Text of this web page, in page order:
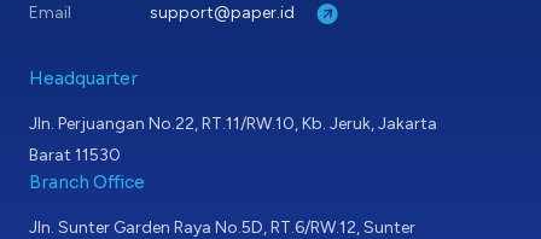
Email
support@paper.id
Headquarter
Jln. Perjuangan No.22, RT.11/RW.10, Kb. Jeruk, Jakarta
Barat 11530
Branch Office
Jln. Sunter Garden Raya No.5D, RT.6/RW.12, Sunter